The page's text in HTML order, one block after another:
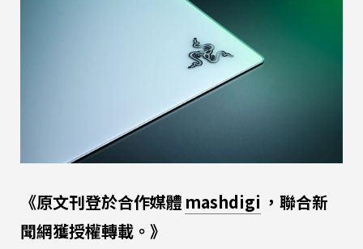
《原文刊登於合作媒體 mashdigi ，聯合新
聞網獲授權轉載。》